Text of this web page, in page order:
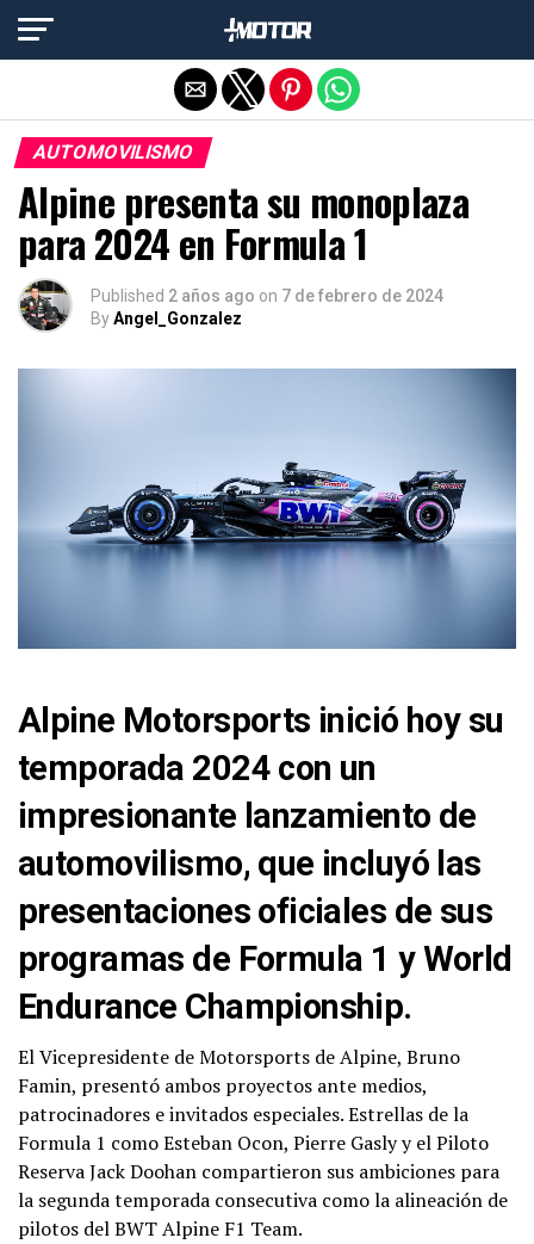
AUTOMOVILISMO
Alpine presenta su monoplaza
para 2024 en Formula 1
Published 2 años ago on 7 de febrero de 2024
ByAngel_Gonzalez
Alpine Motorsports inició hoy su
temporada 2024 con un
impresionante lanzamiento de
automovilismo, que incluyó las
presentaciones oficiales de sus
programas de Formula 1 y World
Endurance Championship.
El Vicepresidente de Motorsports de Alpine, Bruno
Famin, presentó ambos proyectos ante medios,
patrocinadores e invitados especiales. Estrellas de la
Formula 1 como Esteban Ocon, Pierre Gasly y el Piloto
Reserva Jack Doohan compartieron sus ambiciones para
la segunda temporada consecutiva como la alineación de
pilotos del BWT Alpine F1 Team.
Salir de la versión móvil